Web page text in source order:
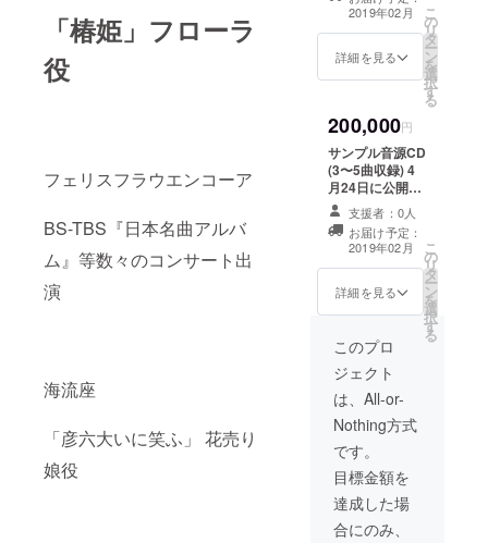
「椿姫」フローラ
役
フェリスフラウエンコーア
BS-TBS『日本名曲アルバ
ム』等数々のコンサート出
演
海流座
「彦六大いに笑ふ」 花売り
娘役
チケットを提供
致します。 直接
お会いしてお礼
を言わせて下さ
2019年02月
詳細を見る
こ
の
リ
タ
ー
ン
を
選
択
す
る
200,000円
サンプル音源CD
(3〜5曲収録) 4
月24日に公開予
定のオペレッタ
「こうもり」の
チケットを提供
致します。 ご希
望であればご自
宅等で演奏会を
支援者：0人
お届け予定：
2019年02月
詳細を見る
こ
の
リ
タ
ー
ン
を
選
択
す
る
このプロ
ジェクト
は、All-or-
Nothing方式
です。
目標金額を
達成した場
合にのみ、